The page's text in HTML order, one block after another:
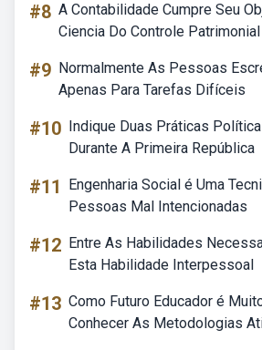
#8 A Contabilidade Cumpre Seu
Ciencia Do Controle Patrimonial
#9 Normalmente As Pessoas
Apenas Para Tarefas Difíceis
#10 Indique Duas Práticas
Durante A Primeira República
#11
Engenharia Social é Uma
Pessoas Mal Intencionadas
#12 Entre As Habilidades
Esta Habilidade Interpessoal
#13 Como Futuro Educador é
Conhecer As Metodologias